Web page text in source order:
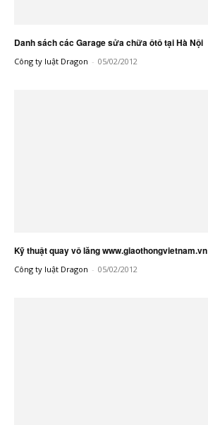
Danh sách các Garage sửa chữa ôtô tại Hà Nội
Công ty luật Dragon - 05/02/2012
Kỹ thuật quay vô lăng www.giaothongvietnam.vn
Công ty luật Dragon - 05/02/2012